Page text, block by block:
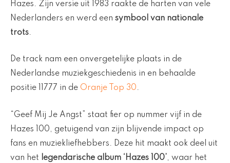
Hazes. Zijn versie uit 1983 raakte de harten van vele
Nederlanders en werd een symbool van nationale
trots.
De track nam een onvergetelijke plaats in de
Nederlandse muziekgeschiedenis in en behaalde
positie 11777 in de Oranje Top 30.
“Geef Mij Je Angst” staat fier op nummer vijf in de
Hazes 100, getuigend van zijn blijvende impact op
fans en muziekliefhebbers. Deze hit maakt ook deel uit
van het
legendarische album ‘Hazes 100’, waar het